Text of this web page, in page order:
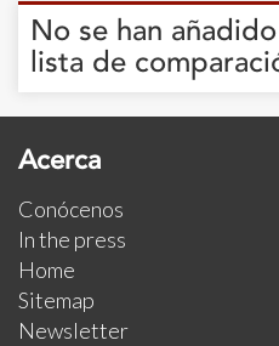
No se han
lista de
Acerca
Conócenos
In the press
Home
Sitemap
Newsletter